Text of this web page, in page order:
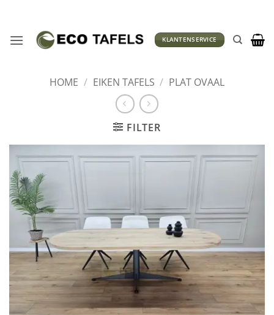
inhoud
KLANTENSERVICE
HOME / EIKEN TAFELS / PLAT OVAAL
FILTER